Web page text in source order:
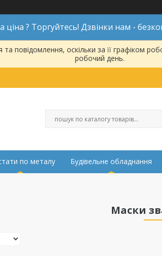
ціна ? Торгуйтесь! Дзвінки нам -
повідомлення, оскільки за її графіком
робочий день.
по металу Будівельне обладнання
Маски